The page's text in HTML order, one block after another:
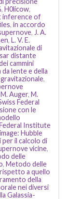
, H0licow,
inference of
, in accordo
, J. A.
, L. V. E.
di
distante
cammini
lente e della
,
M. Auger, M.
Federal
con le
Institute
Hubble
il calcolo di
vicine,
delle
, Metodo delle
a quello
della
nei diversi
Galassia-